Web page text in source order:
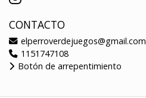
CONTACTO
elperroverdejuegos@gmail.com
1151747108
Botón de arrepentimiento